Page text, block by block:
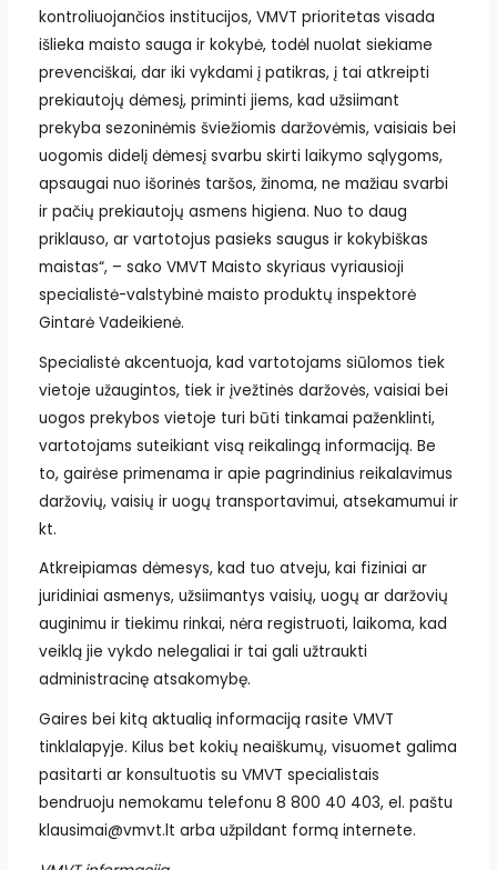
kontroliuojančios institucijos, VMVT prioritetas visada
išlieka maisto sauga ir kokybė, todėl nuolat siekiame
prevenciškai, dar iki vykdami į patikras, į tai atkreipti
prekiautojų dėmesį, priminti jiems, kad užsiimant
prekyba sezoninėmis šviežiomis daržovėmis, vaisiais bei
uogomis didelį dėmesį svarbu skirti laikymo sąlygoms,
apsaugai nuo išorinės taršos, žinoma, ne mažiau svarbi
ir pačių prekiautojų asmens higiena. Nuo to daug
priklauso, ar vartotojus pasieks saugus ir kokybiškas
maistas“, – sako VMVT Maisto skyriaus vyriausioji
specialistė-valstybinė maisto produktų inspektorė
Gintarė Vadeikienė.
Specialistė akcentuoja, kad vartotojams siūlomos tiek
vietoje užaugintos, tiek ir įvežtinės daržovės, vaisiai bei
uogos prekybos vietoje turi būti tinkamai paženklinti,
vartotojams suteikiant visą reikalingą informaciją. Be
to, gairėse primenama ir apie pagrindinius reikalavimus
daržovių, vaisių ir uogų transportavimui, atsekamumui ir
kt.
Atkreipiamas dėmesys, kad tuo atveju, kai fiziniai ar
juridiniai asmenys, užsiimantys vaisių, uogų ar daržovių
auginimu ir tiekimu rinkai, nėra registruoti, laikoma, kad
veiklą jie vykdo nelegaliai ir tai gali užtraukti
administracinę atsakomybę.
Gaires bei kitą aktualią informaciją rasite VMVT
tinklalapyje. Kilus bet kokių neaiškumų, visuomet galima
pasitarti ar konsultuotis su VMVT specialistais
bendruoju nemokamu telefonu 8 800 40 403, el. paštu
klausimai@vmvt.lt arba užpildant formą internete.